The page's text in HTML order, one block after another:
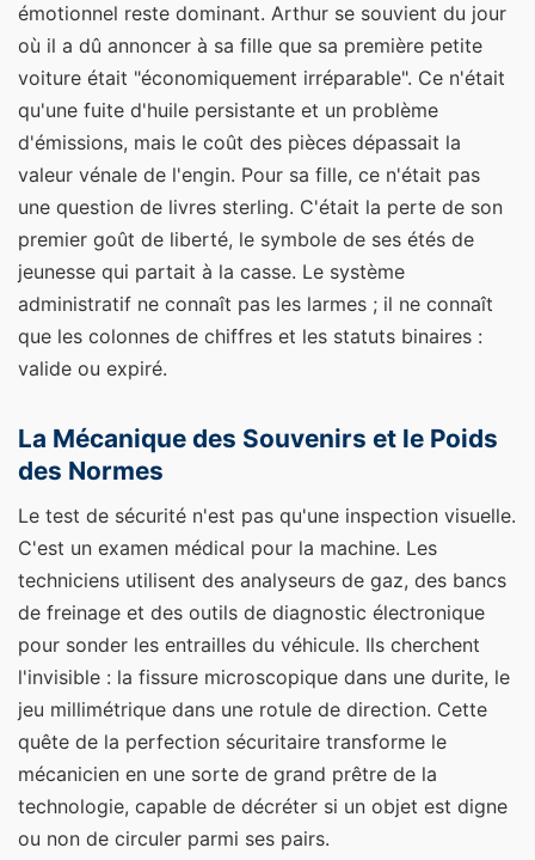
émotionnel reste dominant. Arthur se souvient du jour
où il a dû annoncer à sa fille que sa première petite
voiture était "économiquement irréparable". Ce n'était
qu'une fuite d'huile persistante et un problème
d'émissions, mais le coût des pièces dépassait la
valeur vénale de l'engin. Pour sa fille, ce n'était pas
une question de livres sterling. C'était la perte de son
premier goût de liberté, le symbole de ses étés de
jeunesse qui partait à la casse. Le système
administratif ne connaît pas les larmes ; il ne connaît
que les colonnes de chiffres et les statuts binaires :
valide ou expiré.
La Mécanique des Souvenirs et le Poids
des Normes
Le test de sécurité n'est pas qu'une inspection visuelle.
C'est un examen médical pour la machine. Les
techniciens utilisent des analyseurs de gaz, des bancs
de freinage et des outils de diagnostic électronique
pour sonder les entrailles du véhicule. Ils cherchent
l'invisible : la fissure microscopique dans une durite, le
jeu millimétrique dans une rotule de direction. Cette
quête de la perfection sécuritaire transforme le
mécanicien en une sorte de grand prêtre de la
technologie, capable de décréter si un objet est digne
ou non de circuler parmi ses pairs.